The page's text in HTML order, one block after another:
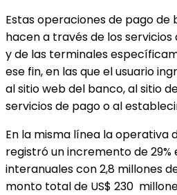
Estas operaciones de pago de
hacen a través de los
y de las terminales
ese fin, en las que el usuario
al sitio web del banco, al sitio
servicios de pago o al
En la misma línea la operativa
registró un incremento de 29%
interanuales con 2,8 millones
monto total de US$ 230